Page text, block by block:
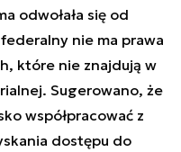
odwołała się od
nie ma prawa
które nie znajdują w
Sugerowano, że
współpracować z
dostępu do